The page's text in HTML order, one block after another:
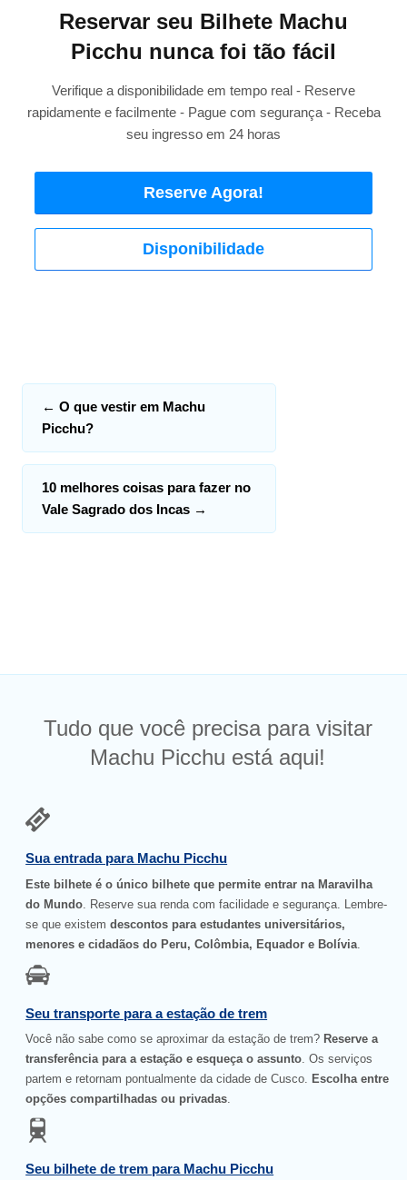
Reservar seu Bilhete Machu
Picchu nunca foi tão fácil
Verifique a disponibilidade em tempo real - Reserve
rapidamente e facilmente - Pague com segurança - Receba
seu ingresso em 24 horas
Reserve Agora!
Disponibilidade
← O que vestir em Machu
Picchu?
10 melhores coisas para fazer no
Vale Sagrado dos Incas →
Tudo que você precisa para visitar
Machu Picchu está aqui!
Sua entrada para Machu Picchu
Este bilhete é o único bilhete que permite entrar na Maravilha
do Mundo . Reserve sua renda com facilidade e segurança. Lembre-
se que existemdescontos para estudantes universitários,
menores e cidadãos do Peru, Colômbia, Equador e Bolívia
Seu transporte para a estação de trem
Você não sabe como se aproximar da estação de trem? Reserve a
transferência para a estação e esqueça o assunto. Os serviços
partem e retornam pontualmente da cidade de Cusco. Escolha entre
opções compartilhadas ou privadas.
Seu bilhete de trem para Machu Picchu